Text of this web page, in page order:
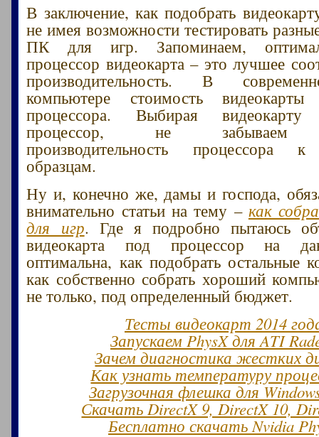
В заключение, как подобрать
не имея возможности тестировать
ПК для игр. Запоминаем,
процессор видеокарта – это лучшее
производительность. В
компьютере стоимость
процессора. Выбирая
процессор, не забываем
производительность процессора
образцам.
Ну и, конечно же, дамы и господа,
внимательно статьи на тему – как
для игр. Где я подробно пытаюсь
видеокарта под процессор на
оптимальна, как подобрать остальные
как собственно собрать хороший
не только, под определенный бюджет.
Тесты видеокарт 2014
Запускаем PhysX для ATI
Зачем диагностика жестких
Как узнать температуру
Загрузочная флешка для
Скачать DirectX 9, DirectX 10,
Бесплатно скачать Nvidia